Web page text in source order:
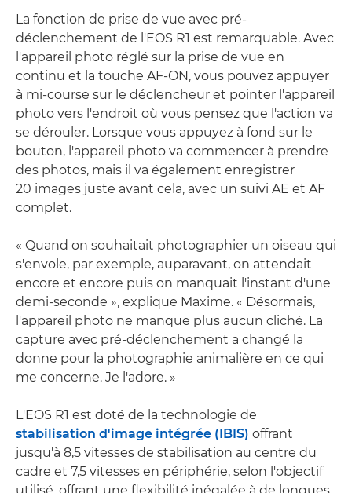
La fonction de prise de vue avec pré-
déclenchement de l'EOS R1 est remarquable. Avec
l'appareil photo réglé sur la prise de vue en
continu et la touche AF-ON, vous pouvez appuyer
à mi-course sur le déclencheur et pointer l'appareil
photo vers l'endroit où vous pensez que l'action va
se dérouler. Lorsque vous appuyez à fond sur le
bouton, l'appareil photo va commencer à prendre
des photos, mais il va également enregistrer
20 images juste avant cela, avec un suivi AE et AF
complet.
« Quand on souhaitait photographier un oiseau qui
s'envole, par exemple, auparavant, on attendait
encore et encore puis on manquait l'instant d'une
demi-seconde », explique Maxime. « Désormais,
l'appareil photo ne manque plus aucun cliché. La
capture avec pré-déclenchement a changé la
donne pour la photographie animalière en ce qui
me concerne. Je l'adore. »
L'EOS R1 est doté de la technologie de
stabilisation d'image intégrée (IBIS) offrant
jusqu'à 8,5 vitesses de stabilisation au centre du
cadre et 7,5 vitesses en périphérie, selon l'objectif